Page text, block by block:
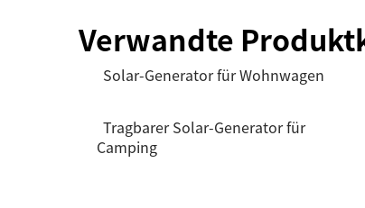
Verwandte
Solar-Generator für Wohnwagen
Tragbarer Solar-Generator für
Camping